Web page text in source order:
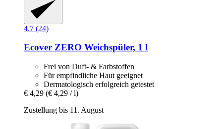
4.7 (24)
Ecover ZERO Weichspüler, 1 l
Frei von Duft- & Farbstoffen
Für empfindliche Haut geeignet
Dermatologisch erfolgreich getestet
€ 4,29 (€ 4,29 / l)
Zustellung bis 11. August